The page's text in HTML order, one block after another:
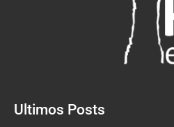
Ultimos Posts